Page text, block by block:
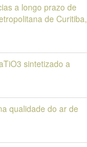
a longo prazo de
de Curitiba,
sintetizado a
qualidade do ar de